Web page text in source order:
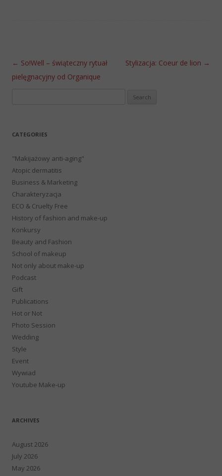
Post navigation
← So!Well – świąteczny rytuał
pielęgnacyjny od Organique
Stylizacja: Coeur de lion →
CATEGORIES
"Makijażowy anti-aging"
Atopic dermatitis
Business & Marketing
Charakteryzacja
ECO & Cruelty Free
History of fashion and make-up
Konkursy
Beauty and Fashion
School of makeup
Not only about make-up
Podcast
Gift
Publications
Hot or Not
Photo Session
Wedding
Style
Event
Wywiad
Youtube Make-up
ARCHIVES
August 2026
July 2026
May 2026